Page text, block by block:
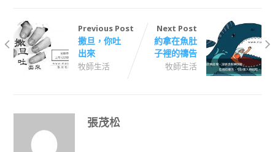
Previous Post
撒旦，你吐
出來
牧師生活
Next Post
約拿在魚肚
子裡的禱告
牧師生活
張茂松